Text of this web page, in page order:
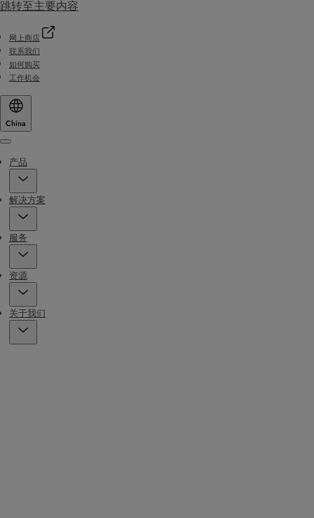
跳转至主要内容
网上商店
联系我们
如何购买
工作机会
China
Menu
产品
解决方案
服务
资源
关于我们